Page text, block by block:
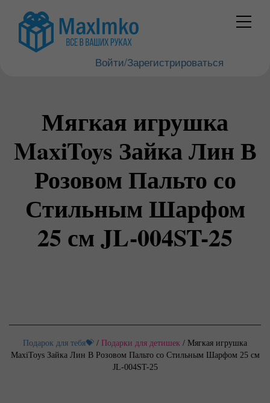
Войти/Зарегистрироваться
Мягкая игрушка
MaxiToys Зайка Лин В
Розовом Пальто со
Стильным Шарфом
25 см JL-004ST-25
Подарок для тебя💝 / Подарки для детишек / Мягкая игрушка
MaxiToys Зайка Лин В Розовом Пальто со Стильным Шарфом 25 см
JL-004ST-25